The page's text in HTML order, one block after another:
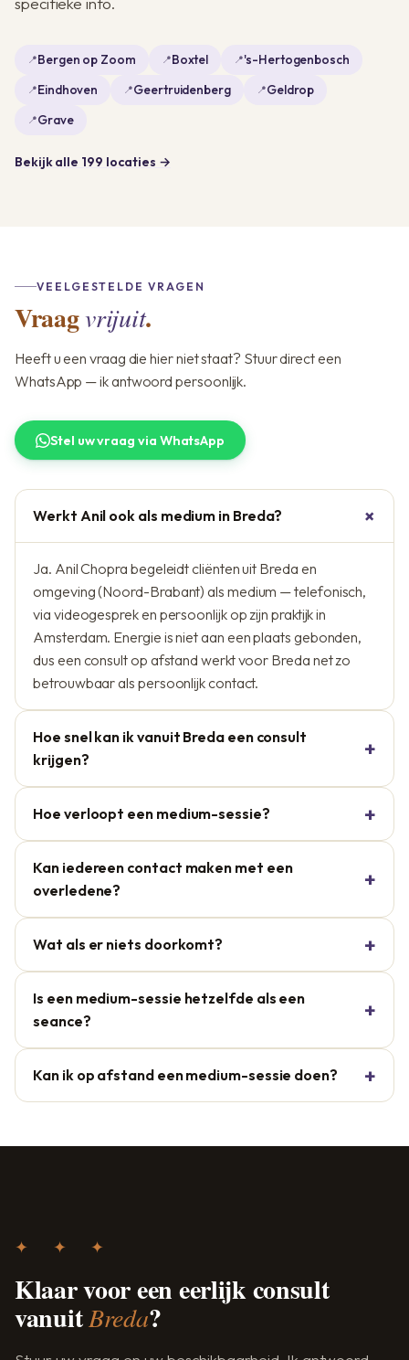
Bergen op Zoom Boxtel
's-Hertogenbosch
Eindhoven
Geertruidenberg
Geldrop
Grave
Bekijk alle 199 locaties →
VEELGESTELDE VRAGEN
Vraagvrijuit.
Heeft u een vraag die hier niet staat? Stuur direct een
WhatsApp — ik antwoord persoonlijk.
Stel uw vraag via WhatsApp
Werkt Anil ook als medium in Breda?
Ja. Anil Chopra begeleidt cliënten uit Breda en
omgeving (Noord-Brabant) als medium — telefonisch,
via videogesprek en persoonlijk op zijn praktijk in
Amsterdam. Energie is niet aan een plaats gebonden,
dus een consult op afstand werkt voor Breda net zo
betrouwbaar als persoonlijk contact.
Hoe snel kan ik vanuit Breda een consult
krijgen?
Hoe verloopt een medium-sessie?
Kan iedereen contact maken met een
overledene?
Wat als er niets doorkomt?
Is een medium-sessie hetzelfde als een
seance?
Kan ik op afstand een medium-sessie doen?
✦ ✦ ✦
Klaar voor een eerlijk consult
vanuitBreda?